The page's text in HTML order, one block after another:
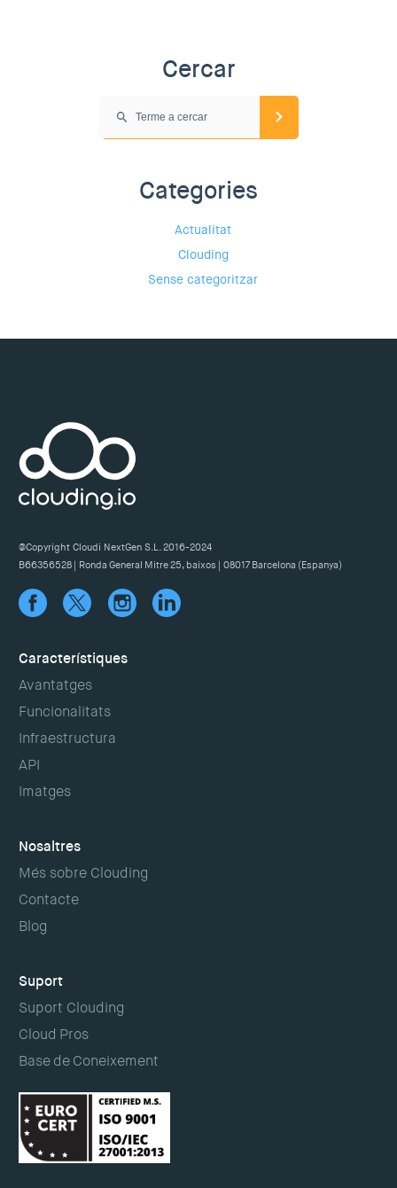
Cercar
Categories
Actualitat
Clouding
Sense categoritzar
@Copyright Cloudi NextGen S.L. 2016-2024
B66356528 | Ronda General Mitre 25, baixos | 08017 Barcelona (Espanya)
Característiques
Avantatges
Funcionalitats
Infraestructura
API
Imatges
Nosaltres
Més sobre Clouding
Contacte
Blog
Suport
Suport Clouding
Cloud Pros
Base de Coneixement